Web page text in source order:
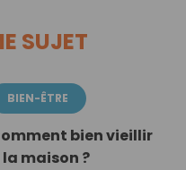
SUJET
BIEN-ÊTRE
bien vieillir
la maison ?